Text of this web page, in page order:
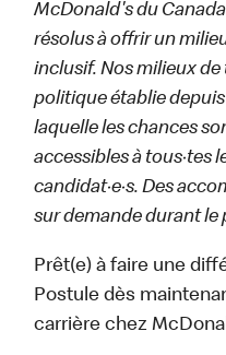
McDonald's du Canada
résolus à offrir un
inclusif. Nos milieux
politique établie
laquelle les chances
accessibles à tous·tes
candidat·e·s. Des
sur demande durant le
Prêt(e) à faire une
Postule dès
carrière chez